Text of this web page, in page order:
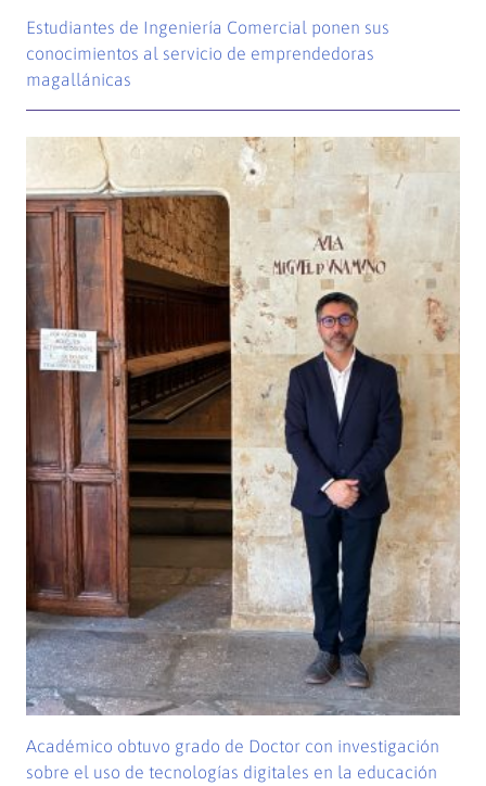
Estudiantes de Ingeniería Comercial ponen sus
conocimientos al servicio de emprendedoras
magallánicas
Académico obtuvo grado de Doctor con investigación
sobre el uso de tecnologías digitales en la educación